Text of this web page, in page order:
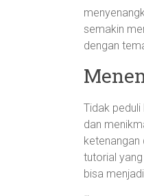
semakin
dengan
Tidak
dan
ketenangan
tutorial
bisa